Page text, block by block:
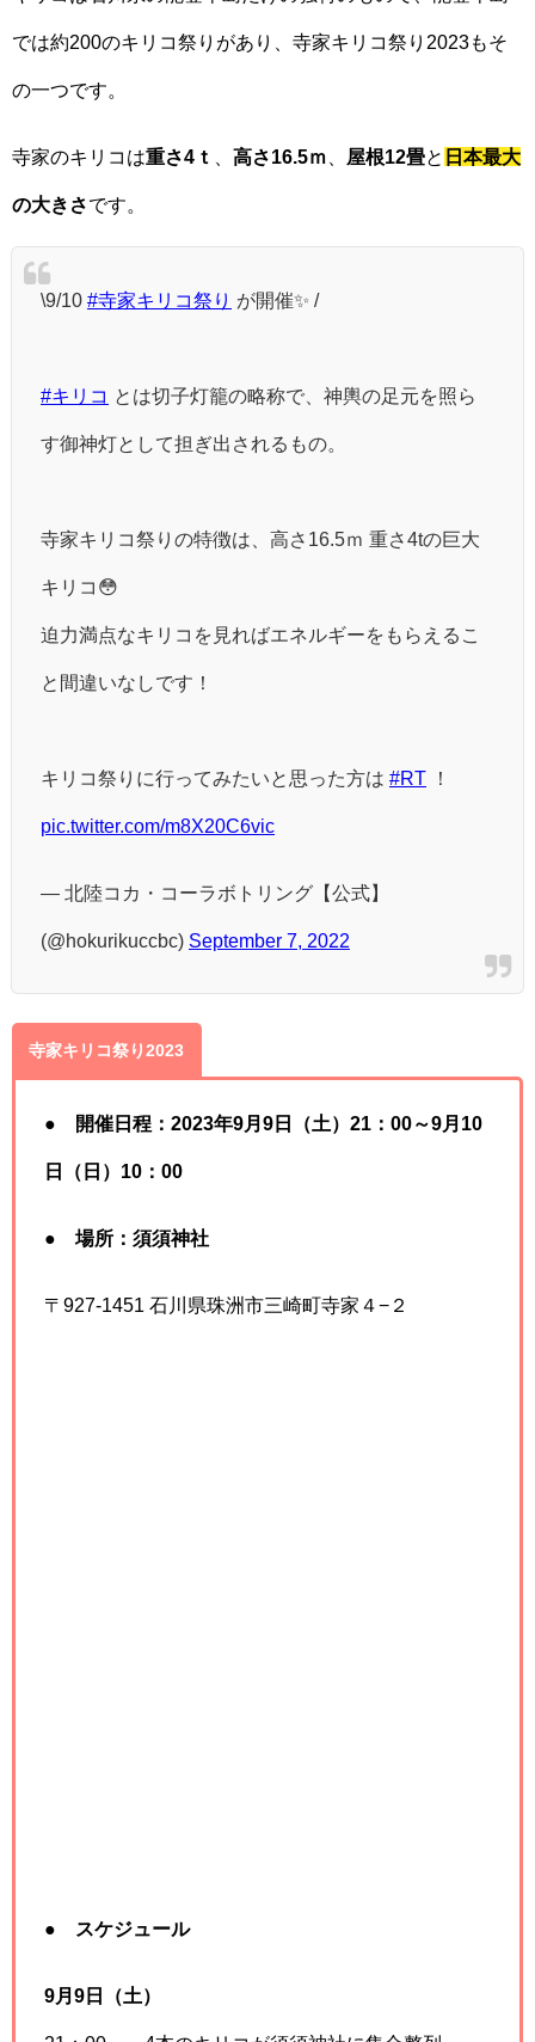
では約200のキリコ祭りがあり、寺家キリコ祭り2023もそ
の一つです。
寺家のキリコは重さ4ｔ 高さ16.5ｍ 屋根12畳と 日本最大
の大きさです。
\9/10 #寺家キリコ祭り が開催✨ /
#キリコ とは切子灯籠の略称で、神輿の足元を照ら
す御神灯として担ぎ出されるもの。
寺家キリコ祭りの特徴は、高さ16.5ｍ 重さ4tの巨大
キリコ😳
迫力満点なキリコを見ればエネルギーをもらえるこ
と間違いなしです！
キリコ祭りに行ってみたいと思った方は #RT ！
pic.twitter.com/m8X20C6vic
— 北陸コカ・コーラボトリング【公式】
(@hokurikuccbc) September 7, 2022
寺家キリコ祭り2023
● 開催日程：2023年9月9日（土）21：00～9月10
日（日）10：00
● 場所：須須神社
〒927-1451 石川県珠洲市三崎町寺家４−２
● スケジュール
9月9日（土）